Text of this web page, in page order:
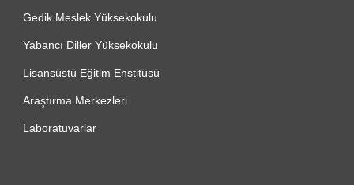
Gedik Meslek Yüksekokulu
Yabancı Diller Yüksekokulu
Lisansüstü Eğitim Enstitüsü
Araştırma Merkezleri
Laboratuvarlar